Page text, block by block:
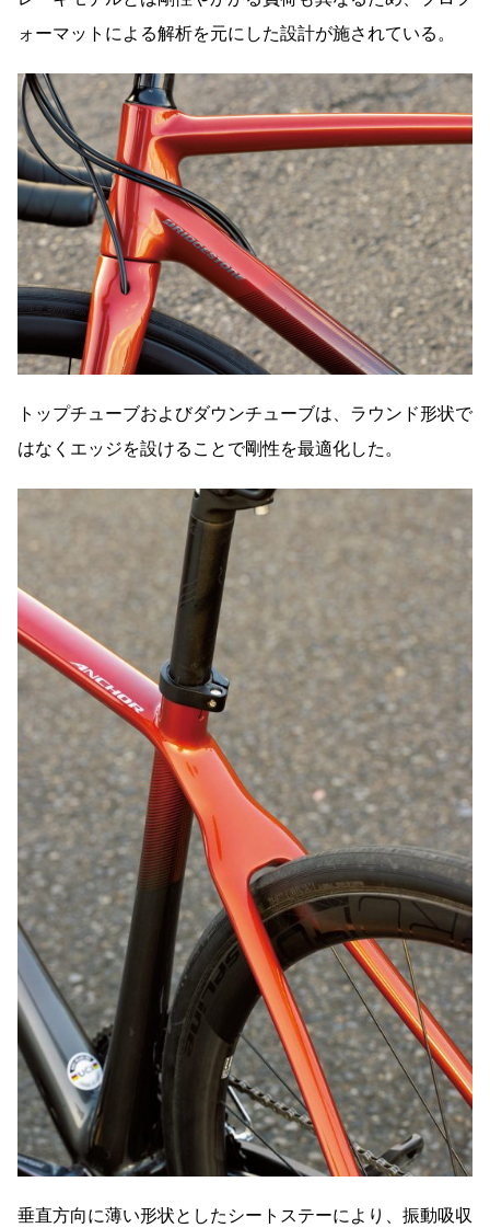
ォーマットによる解析を元にした設計が施されている。
トップチューブおよびダウンチューブは、ラウンド形状で
はなくエッジを設けることで剛性を最適化した。
垂直方向に薄い形状としたシートステーにより、振動吸収